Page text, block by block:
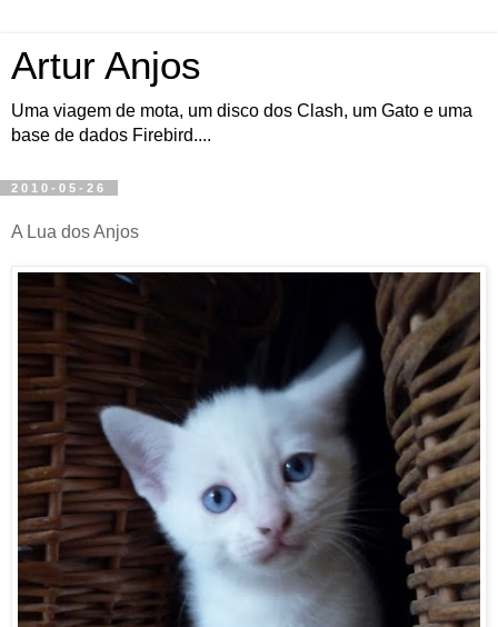
Artur Anjos
Uma viagem de mota, um disco dos Clash, um Gato e uma
base de dados Firebird....
2010-05-26
A Lua dos Anjos